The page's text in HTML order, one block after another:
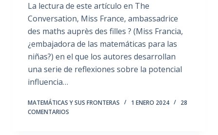
La lectura de este artículo en The
Conversation, Miss France, ambassadrice
des maths auprès des filles ? (Miss Francia,
¿embajadora de las matemáticas para las
niñas?) en el que los autores desarrollan
una serie de reflexiones sobre la potencial
influencia…
MATEMÁTICAS Y SUS FRONTERAS 1 ENERO 2024
28
COMENTARIOS